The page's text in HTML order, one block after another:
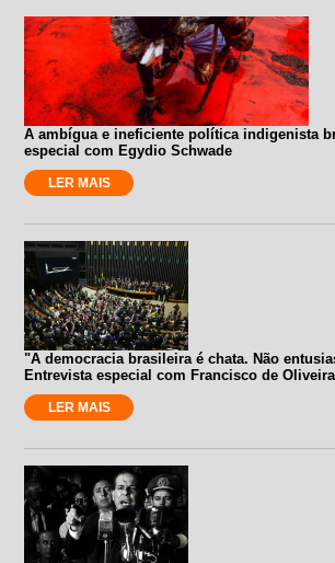
A ambígua e ineficiente política indigenista
especial com Egydio Schwade
LER MAIS
"A democracia brasileira é chata. Não
Entrevista especial com Francisco de Oliveira
LER MAIS